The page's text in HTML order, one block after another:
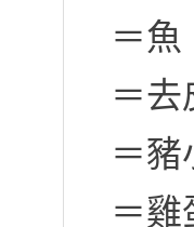
＝魚
＝去
＝豬
＝雞